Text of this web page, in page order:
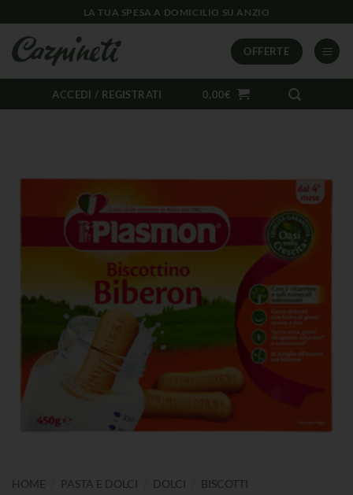
LA TUA SPESA A DOMICILIO SU ANZIO
OFFERTE
ACCEDI / REGISTRATI 0,00€
HOME PASTA E DOLCI DOLCI BISCOTTI